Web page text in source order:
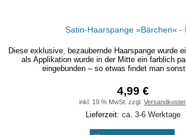
Satin-Haarspange »Bärchen« -
Diese exklusive, bezaubernde Haarspange wurde
als Applikation wurde in der Mitte ein farblich
eingebunden – so etwas findet man
4,99 €
inkl. 19 % MwSt. zzgl.
Lieferzeit: ca. 3-6 Werktage